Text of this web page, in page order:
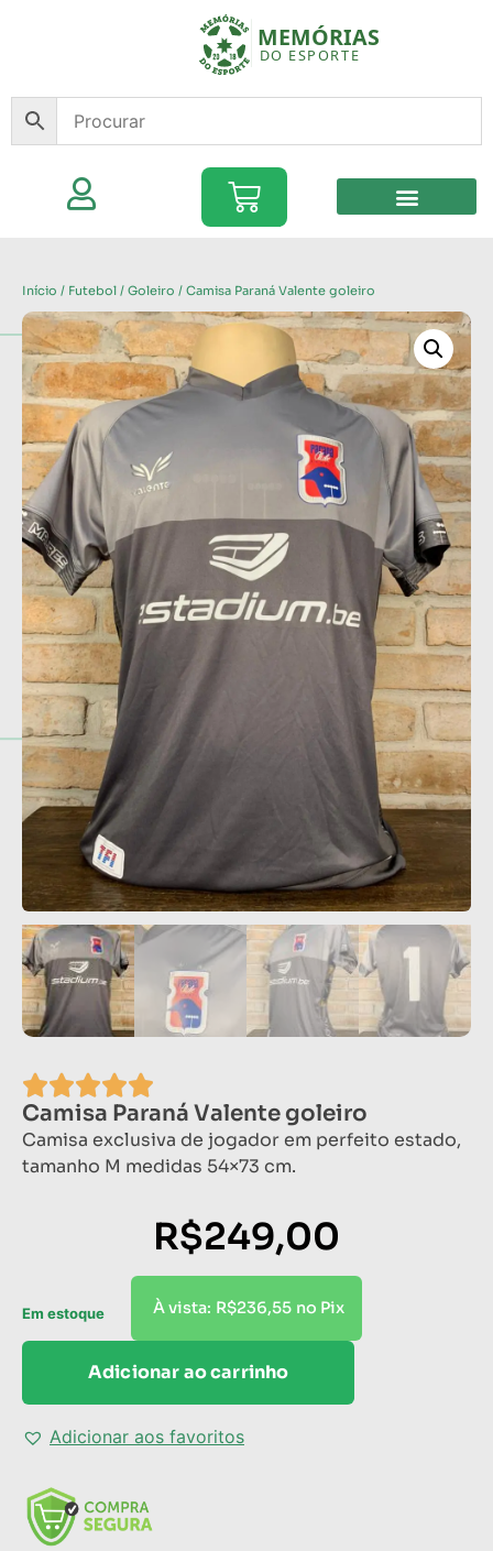
Início / Futebol / Goleiro / Camisa Paraná Valente goleiro
Camisa Paraná Valente goleiro
Camisa exclusiva de jogador em perfeito estado,
tamanho M medidas 54×73 cm.
R$249,00
À vista: R$236,55 no Pix
Em estoque
Adicionar ao carrinho
Adicionar aos favoritos